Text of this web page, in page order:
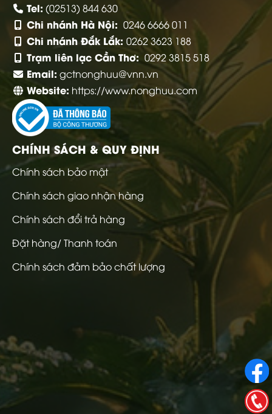
Tel: (02513) 844 630
Chi nhánh Hà Nội: 0246 6666 011
Chi nhánh Đắk Lắk: 0262 3623 188
Trạm liên lạc Cần Thơ: 0292 3815 518
Email: gctnonghuu@vnn.vn
Website: https://www.nonghuu.com
CHÍNH SÁCH & QUY ĐỊNH
Chính sách bảo mật
Chính sách giao nhận hàng
Chính sách đổi trả hàng
Đặt hàng/ Thanh toán
Chính sách đảm bảo chất lượng